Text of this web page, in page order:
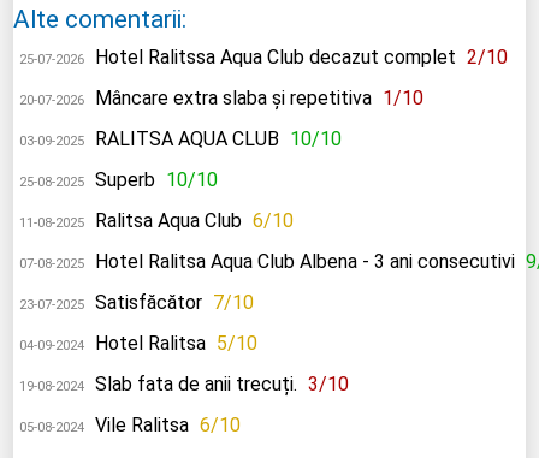
Alte comentarii:
25-07-2026 Hotel Ralitssa Aqua Club decazut complet 2/10
20-07-2026 Mâncare extra slaba și repetitiva 1/10
03-09-2025 RALITSA AQUA CLUB 10/10
25-08-2025 Superb 10/10
11-08-2025 Ralitsa Aqua Club 6/10
07-08-2025 Hotel Ralitsa Aqua Club Albena - 3 ani consecutivi
23-07-2025 Satisfăcător 7/10
04-09-2024 Hotel Ralitsa 5/10
19-08-2024 Slab fata de anii trecuți. 3/10
05-08-2024 Vile Ralitsa 6/10